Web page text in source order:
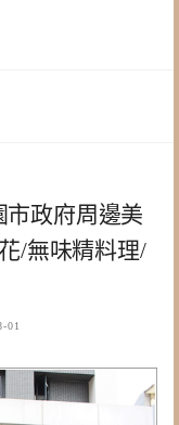
政府周邊美
/無味精料理/
01